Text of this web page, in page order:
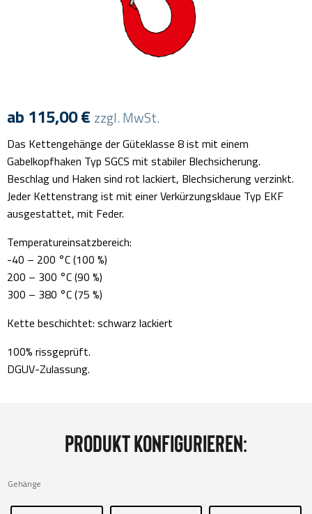
ab 115,00€ zzgl. MwSt.
Das Kettengehänge der Güteklasse 8 ist mit einem
Gabelkopfhaken Typ SGCS mit stabiler Blechsicherung.
Beschlag und Haken sind rot lackiert, Blechsicherung verzinkt.
Jeder Kettenstrang ist mit einer Verkürzungsklaue Typ EKF
ausgestattet, mit Feder.
Temperatureinsatzbereich:
-40 – 200 °C (100 %)
200 – 300 °C (90 %)
300 – 380 °C (75 %)
Kette beschichtet: schwarz lackiert
100% rissgeprüft.
DGUV-Zulassung.
Produkt konfigurieren:
Gehänge